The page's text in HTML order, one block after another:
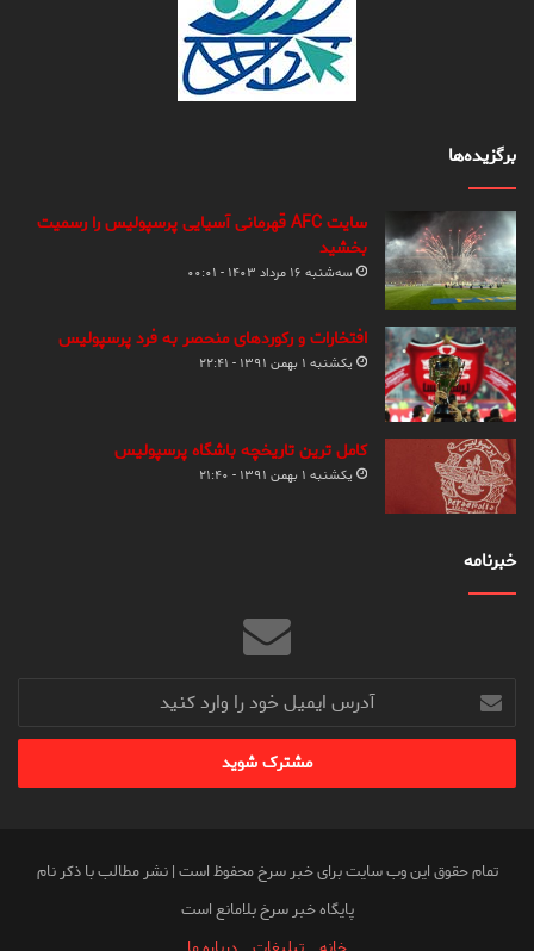
برگزیده‌ها
سایت AFC قهرمانی آسیایی پرسپولیس را رسمیت
بخشید
سه‌شنبه ۱۶ مرداد ۱۴۰۳ - ۰۰:۰۱
افتخارات و رکوردهای منحصر به فرد پرسپولیس
یکشنبه ۱ بهمن ۱۳۹۱ - ۲۲:۴۱
کامل ترین تاریخچه باشگاه پرسپولیس
یکشنبه ۱ بهمن ۱۳۹۱ - ۲۱:۴۰
خبرنامه
آدرس
ایمیل
خود
وارد
تمام حقوق این وب سایت برای خبر سرخ محفوظ است | نشر مطالب با ذکر نام
پایگاه خبر سرخ بلامانع است